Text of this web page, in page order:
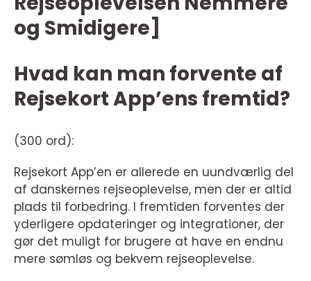
og Smidigere]
Hvad kan man forvente af
Rejsekort App’ens fremtid?
(300 ord):
Rejsekort App’en er allerede en uundværlig del
af danskernes rejseoplevelse, men der er altid
plads til forbedring. I fremtiden forventes der
yderligere opdateringer og integrationer, der
gør det muligt for brugere at have en endnu
mere sømløs og bekvem rejseoplevelse.